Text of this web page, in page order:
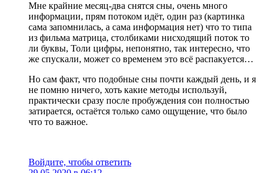
Мне крайние месяц-два снятся сны, очень много
информации, прям потоком идёт, один раз (картинка
сама запомнилась, а сама информация нет) что то типа
из фильма матрица, столбиками нисходящий поток то
ли буквы, Толи цифры, непонятно, так интересно, что
же спускали, может со временем это всё распакуется…
Но сам факт, что подобные сны почти каждый день, и я
не помню ничего, хоть какие методы используй,
практически сразу после пробуждения сон полностью
затирается, остаётся только само ощущение, что было
что то важное.
Войдите, чтобы ответить